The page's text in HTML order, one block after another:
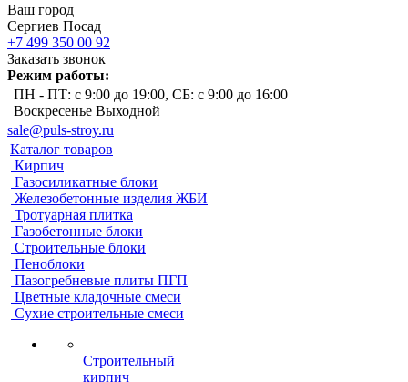
Ваш город
Сергиев Посад
+7 499 350 00 92
Заказать звонок
Режим работы:
ПН - ПТ: с 9:00 до 19:00, СБ: с 9:00 до 16:00
Воскресенье Выходной
sale@puls-stroy.ru
Каталог товаров
Кирпич
Газосиликатные блоки
Железобетонные изделия ЖБИ
Тротуарная плитка
Газобетонные блоки
Строительные блоки
Пеноблоки
Пазогребневые плиты ПГП
Цветные кладочные смеси
Сухие строительные смеси
Строительный
кирпич